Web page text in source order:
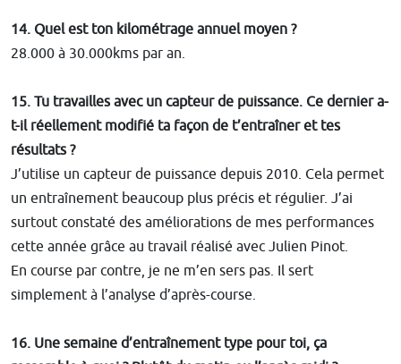
14. Quel est ton kilométrage annuel moyen ?
28.000 à 30.000kms par an.
15. Tu travailles avec un capteur de puissance. Ce dernier a-
t-il réellement modifié ta façon de t’entraîner et tes
résultats ?
J’utilise un capteur de puissance depuis 2010. Cela permet
un entraînement beaucoup plus précis et régulier. J’ai
surtout constaté des améliorations de mes performances
cette année grâce au travail réalisé avec Julien Pinot.
En course par contre, je ne m’en sers pas. Il sert
simplement à l’analyse d’après-course.
16. Une semaine d’entraînement type pour toi, ça